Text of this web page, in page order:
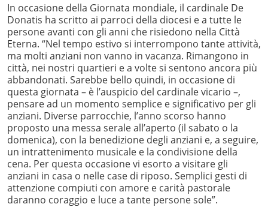
In occasione della Giornata mondiale, il cardinale De
Donatis ha scritto ai parroci della diocesi e a tutte le
persone avanti con gli anni che risiedono nella Città
Eterna. “Nel tempo estivo si interrompono tante attività,
ma molti anziani non vanno in vacanza. Rimangono in
città, nei nostri quartieri e a volte si sentono ancora più
abbandonati. Sarebbe bello quindi, in occasione di
questa giornata – è l’auspicio del cardinale vicario –,
pensare ad un momento semplice e significativo per gli
anziani. Diverse parrocchie, l’anno scorso hanno
proposto una messa serale all’aperto (il sabato o la
domenica), con la benedizione degli anziani e, a seguire,
un intrattenimento musicale e la condivisione della
cena. Per questa occasione vi esorto a visitare gli
anziani in casa o nelle case di riposo. Semplici gesti di
attenzione compiuti con amore e carità pastorale
daranno coraggio e luce a tante persone sole”.